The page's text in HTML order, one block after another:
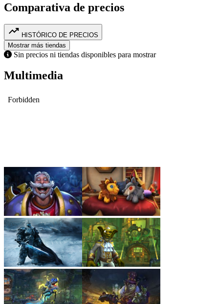
Comparativa de precios
trending_up HISTÓRICO DE PRECIOS
Mostrar más tiendas
Sin precios ni tiendas disponibles para mostrar
Multimedia